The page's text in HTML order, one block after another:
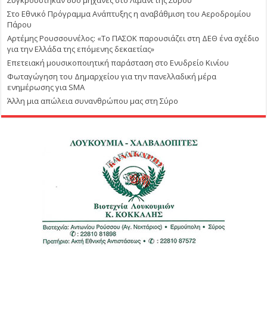
Στο Εθνικό Πρόγραμμα Ανάπτυξης η αναβάθμιση του Αεροδρομίου
Πάρου
Αρτέμης Ρουσσουνέλος: «Το ΠΑΣΟΚ παρουσιάζει στη ΔΕΘ ένα σχέδιο
για την Ελλάδα της επόμενης δεκαετίας»
Επετειακή μουσικοποιητική παράσταση στο Ενυδρείο Κινίου
Φωταγώγηση του Δημαρχείου για την πανελλαδική μέρα
ενημέρωσης για SMA
Άλλη μια απώλεια συνανθρώπου μας στη Σύρο